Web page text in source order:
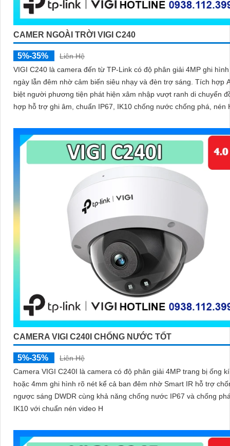
CAMER NGOÀI TRỜI VIGI C240
5%-35%
Liên Hệ
VIGI C240 là camera đến từ TP-Link có độ phân giải 4MP ghi
ngày lẫn đêm nhờ cảm biến siêu nhạy và đèn trợ sáng. Tích hợp AI phân
biệt người phương tiện phát hiện xâm nhập vượt ranh di chuyển
hợp hỗ trợ ghi âm, chuẩn IP67, IK10 chống nước chống phá, nén
CAMERA VIGI C240I CHỐNG NƯỚC TỐT
5%-35%
Liên Hệ
Camera VIGI C240I là camera có độ phân giải 4MP trang bị ống
hoặc 4mm ghi hình rõ nét kể cả ban đêm nhờ Smart IR hỗ trợ chống
ngược sáng DWDR cùng khả năng chống nước IP67 và chống
IK10 với chuẩn nén video H